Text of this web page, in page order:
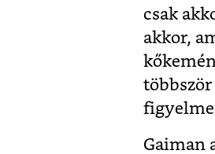
csak
akkor,
Gaiman